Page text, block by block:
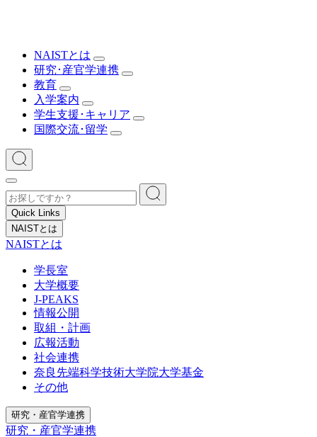
NAISTとは
研究･産官学連携
教育
入学案内
学生支援･キャリア
国際交流･留学
Quick Links
NAISTとは
NAISTとは
学長室
大学概要
J-PEAKS
情報公開
取組・計画
広報活動
社会連携
奈良先端科学技術大学院大学基金
その他
研究・産官学連携
研究・産官学連携